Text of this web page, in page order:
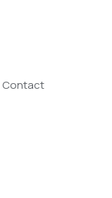
Contact